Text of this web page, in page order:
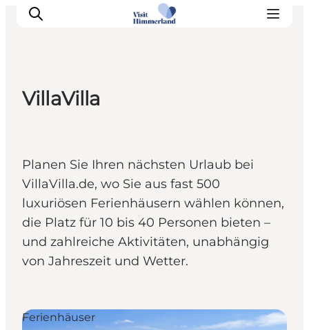
Städte und Orte
Das passiert
Reiseplanung
Praktische Informationen
VillaVilla
Planen Sie Ihren nächsten Urlaub bei
VillaVilla.de, wo Sie aus fast 500
luxuriösen Ferienhäusern wählen können,
die Platz für 10 bis 40 Personen bieten –
und zahlreiche Aktivitäten, unabhängig
von Jahreszeit und Wetter.
Ferienhäuser